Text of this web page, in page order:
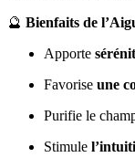
🔮 Bienfaits de
Apporte
Favorise une
Purifie le
Stimule